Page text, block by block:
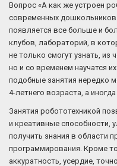
Вопрос «А как же устроен
современных
появляется все больше и
клубов, лабораторий, в
не только смогут узнать, из
но и со временем научатся
подобные занятия нередко
4-летнего возраста, а
Занятия робототехникой
и креативные способности,
получить знания в области
программирования. Кроме
аккуратность, усердие,